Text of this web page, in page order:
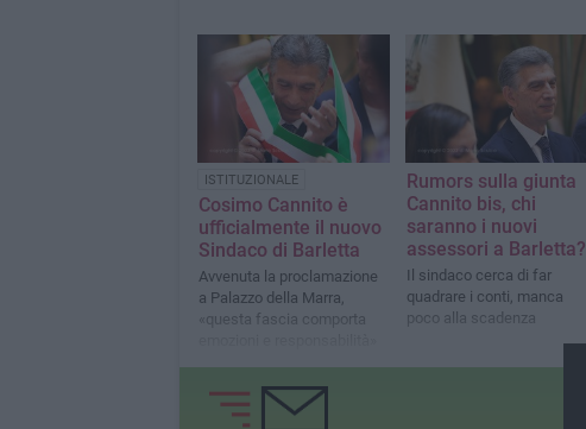
ISTITUZIONALE
Cosimo Cannito è
ufficialmente il nuovo
Sindaco di Barletta
Avvenuta la proclamazione
a Palazzo della Marra,
«questa fascia comporta
Rumors sulla giunta
Cannito bis, chi
saranno i nuovi
assessori a Barletta?
Il sindaco cerca di far
quadrare i conti, manca
poco alla scadenza